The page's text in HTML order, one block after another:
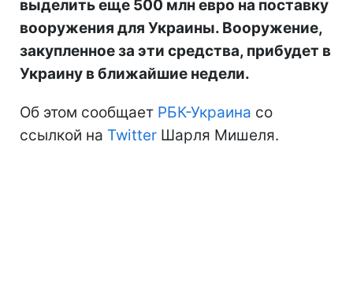
выделить еще 500 млн евро на поставку
вооружения для Украины. Вооружение,
закупленное за эти средства, прибудет в
Украину в ближайшие недели.
Об этом сообщает РБК-Украина со
ссылкой на Twitter Шарля Мишеля.